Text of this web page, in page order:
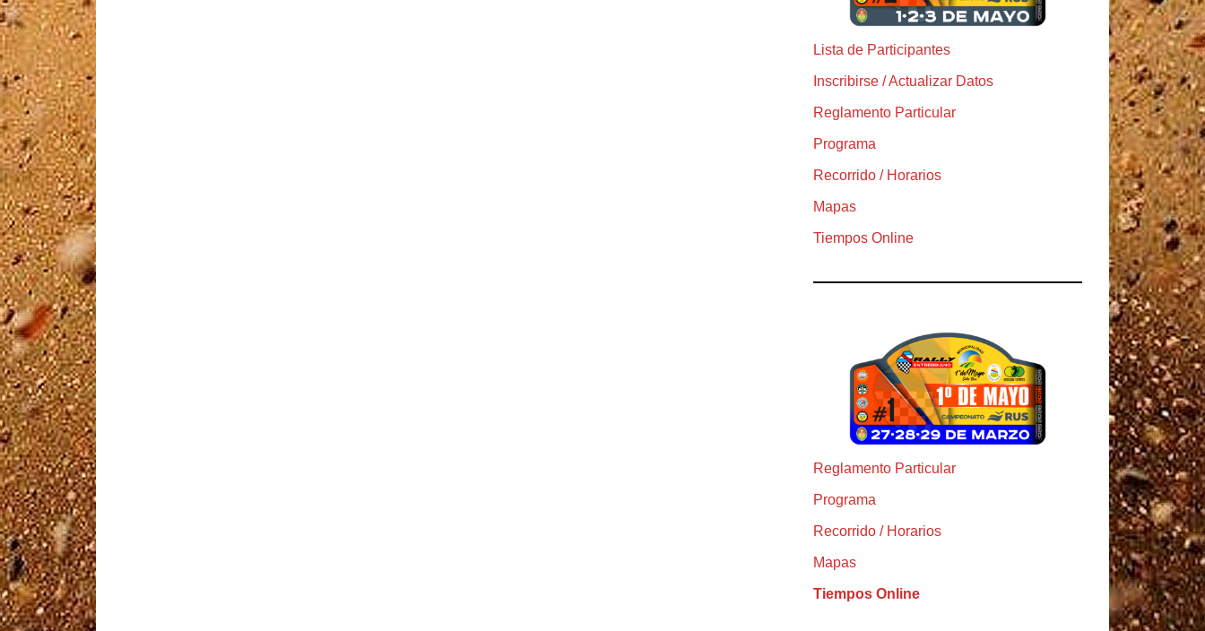
Lista de Participantes
Inscribirse / Actualizar Datos
Reglamento Particular
Programa
Recorrido / Horarios
Mapas
Tiempos Online
Reglamento Particular
Programa
Recorrido / Horarios
Mapas
Tiempos Online